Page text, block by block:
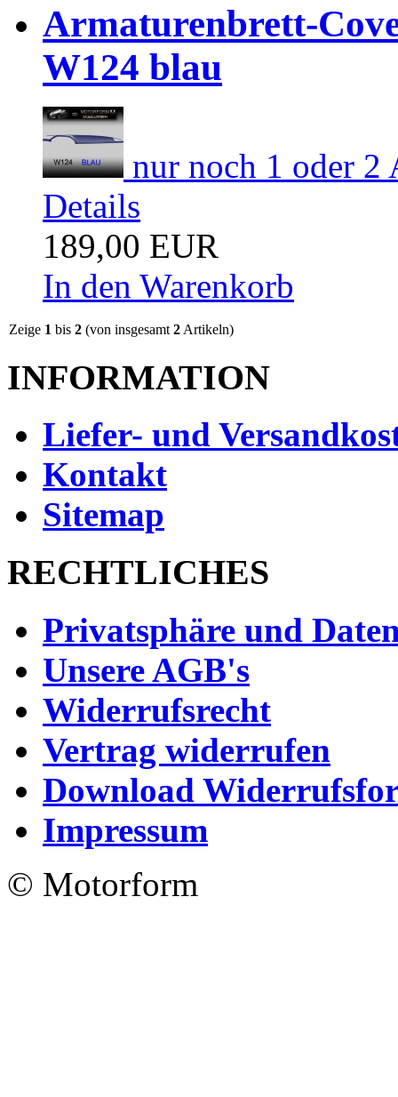
Armaturenbrett-
W124 blau
nur noch 1 oder 2
Details
189,00 EUR
In den Warenkorb
Zeige 1 bis 2 (von insgesamt 2 Artikeln)
INFORMATION
Liefer- und
Kontakt
Sitemap
RECHTLICHES
Privatsphäre und
Unsere AGB's
Widerrufsrecht
Vertrag widerrufen
Download
Impressum
© Motorform